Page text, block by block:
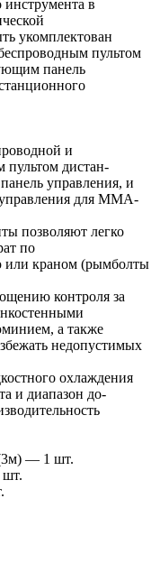
в
укомплектован
пультом
панель
и
пультом дистан­
управления, и
для ММА-
позволяют легко
по
или краном (рым­болты
контроля за
а также
недопустимых
охла­ждения
и диапазон до­
— 1 шт.
шт.